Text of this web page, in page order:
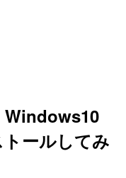
Windows10
ールしてみ